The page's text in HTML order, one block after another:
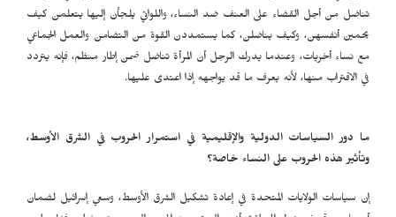
تناضل من أجل القضاء على العنف ضد النساء، واللواتي يلجأن إليها يتعلمن كيف
يحمين أنفسهن، وكيف يناضلن، كما يستمددن القوة من التضامن والعمل الجماعي
مع نساء أخريات، وعندما يدرك الرجل أن المرأة تناضل ضمن إطار منظم، فإنه يتردد
في الاقتراب منها، لأنه يعرف ما قد يواجهه إذا اعتدى عليها.
ما دور السياسات الدولية والإقليمية في استمرار الحروب في الشرق الأوسط،
وتأثير هذه الحروب على النساء خاصة؟
إن سياسات الولايات المتحدة في إعادة تشكيل الشرق الأوسط، وسعي إسرائيل لضمان